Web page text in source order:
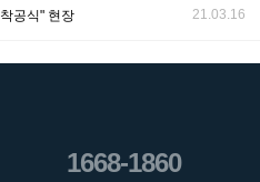
공식" 현장 21.03.16
1668-1860